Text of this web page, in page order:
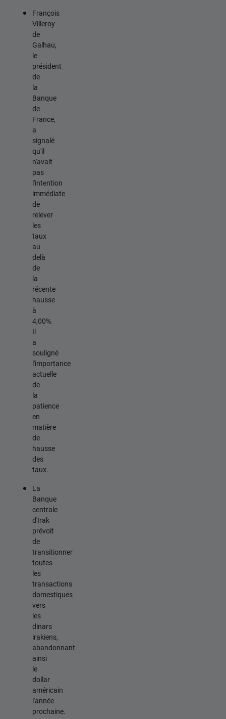
François
Villeroy
de
Galhau,
le
président
de
la
Banque
de
France,
a
signalé
qu'il
n'avait
pas
l'intention
immédiate
de
relever
les
taux
au-
delà
de
la
récente
hausse
à
4,00%.
Il
a
souligné
l'importance
actuelle
de
la
patience
en
matière
de
hausse
des
taux.
La
Banque
centrale
d'Irak
prévoit
de
transitionner
toutes
les
transactions
domestiques
vers
les
dinars
irakiens,
abandonnant
ainsi
le
dollar
américain
l'année
prochaine.